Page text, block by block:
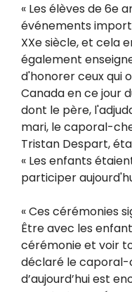
« Les élèves de 6e
événements
XXe siècle, et cela
également
d'honorer ceux qui
Canada en ce jour
dont le père,
mari, le caporal-
Tristan Despart,
« Les enfants
participer
« Ces cérémonies
Être avec les
cérémonie et voir
déclaré le caporal-
d’aujourd’hui est